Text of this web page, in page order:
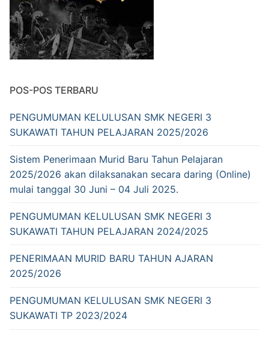
POS-POS TERBARU
PENGUMUMAN KELULUSAN SMK NEGERI 3
SUKAWATI TAHUN PELAJARAN 2025/2026
Sistem Penerimaan Murid Baru Tahun Pelajaran
2025/2026 akan dilaksanakan secara daring (Online)
mulai tanggal 30 Juni – 04 Juli 2025.
PENGUMUMAN KELULUSAN SMK NEGERI 3
SUKAWATI TAHUN PELAJARAN 2024/2025
PENERIMAAN MURID BARU TAHUN AJARAN
2025/2026
PENGUMUMAN KELULUSAN SMK NEGERI 3
SUKAWATI TP 2023/2024